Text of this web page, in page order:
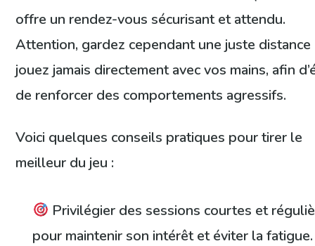
offre un rendez-vous sécurisant et attendu.
Attention, gardez cependant une juste distance
jouez jamais directement avec vos mains, afin
de renforcer des comportements agressifs.
Voici quelques conseils pratiques pour tirer le
meilleur du jeu :
Privilégier des sessions courtes et
pour maintenir son intérêt et éviter la fatigue.